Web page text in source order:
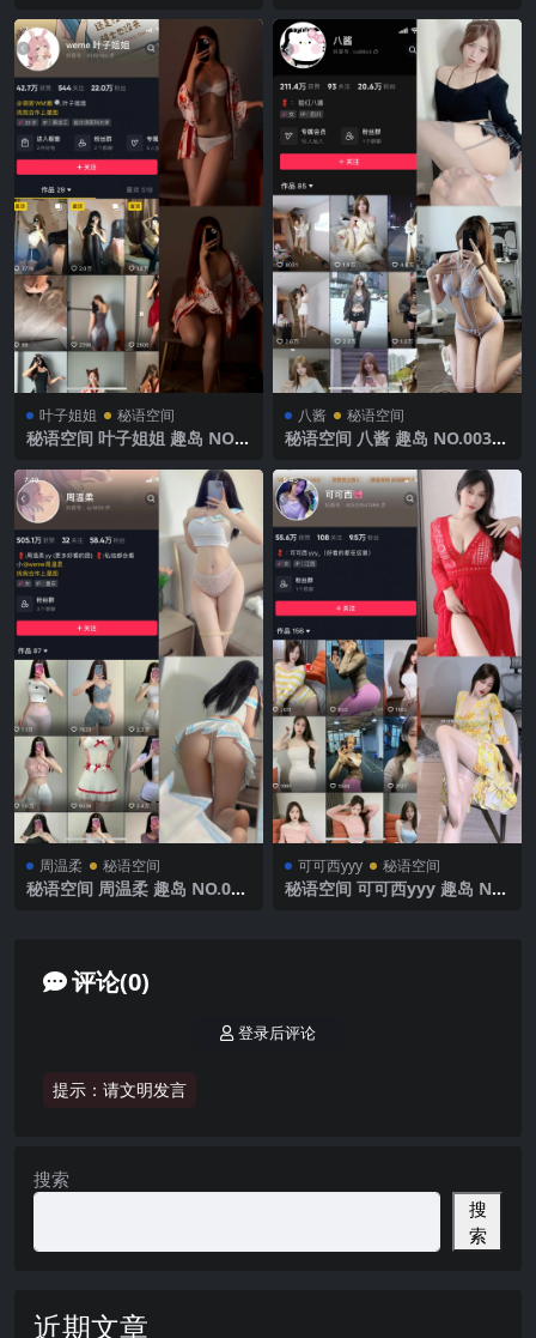
整版
整版
叶子姐姐 秘语空间
秘语空间 叶子姐姐 趣岛 NO.0
版
八酱 秘语空间
秘语空间 八酱 趣岛 NO.003期
周温柔 秘语空间
秘语空间 周温柔 趣岛 NO.064
可可西yyy 秘语空间
秘语空间 可可西yyy 趣岛 NO.
评论(0)
提示：请文明发言
登录后评论
搜索
搜
索
近期文章